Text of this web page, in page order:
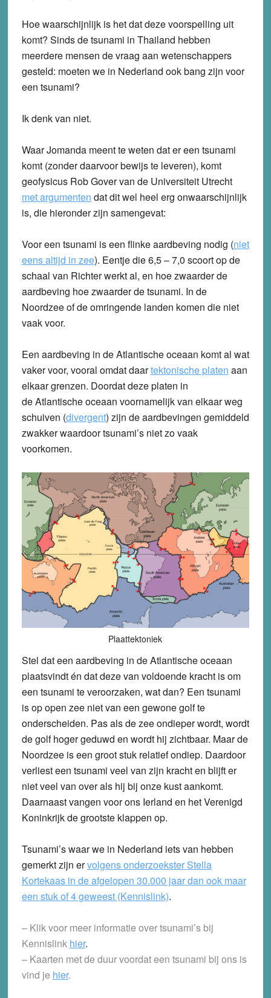
Hoe waarschijnlijk is het dat deze voorspelling uit
komt? Sinds de tsunami in Thailand hebben
meerdere mensen de vraag aan wetenschappers
gesteld: moeten we in Nederland ook bang zijn voor
een tsunami?
Ik denk van niet.
Waar Jomanda meent te weten dat er een tsunami
komt (zonder daarvoor bewijs te leveren), komt
geofysicus Rob Gover van de Universiteit Utrecht
met argumenten dat dit wel heel erg onwaarschijnlijk
is, die hieronder zijn samengevat:
Voor een tsunami is een flinke aardbeving nodig (niet
eens altijd in zee). Eentje die 6,5 – 7,0 scoort op de
schaal van Richter werkt al, en hoe zwaarder de
aardbeving hoe zwaarder de tsunami. In de
Noordzee of de omringende landen komen die niet
vaak voor.
Een aardbeving in de Atlantische oceaan komt al wat
vaker voor, vooral omdat daartektonische platen aan
elkaar grenzen. Doordat deze platen in
de Atlantische oceaan voornamelijk van elkaar weg
schuiven (divergent) zijn de aardbevingen gemiddeld
zwakker waardoor tsunami’s niet zo vaak
voorkomen.
Plaattektoniek
Stel dat een aardbeving in de Atlantische oceaan
plaatsvindt én dat deze van voldoende kracht is om
een tsunami te veroorzaken, wat dan? Een tsunami
is op open zee niet van een gewone golf te
onderscheiden. Pas als de zee ondieper wordt, wordt
de golf hoger geduwd en wordt hij zichtbaar. Maar de
Noordzee is een groot stuk relatief ondiep. Daardoor
verliest een tsunami veel van zijn kracht en blijft er
niet veel van over als hij bij onze kust aankomt.
Daarnaast vangen voor ons Ierland en het Verenigd
Koninkrijk de grootste klappen op.
Tsunami’s waar we in Nederland iets van hebben
gemerkt zijn ervolgens onderzoekster Stella
Kortekaas in de afgelopen 30.000 jaar dan ook maar
een stuk of 4 geweest (Kennislink).
– Klik voor meer informatie over tsunami’s bij
Kennislink hier.
– Kaarten met de duur voordat een tsunami bij ons is
vind je hier.